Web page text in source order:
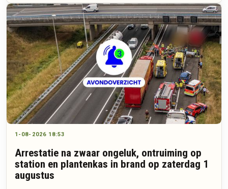
1-08-2026 18:53
Arrestatie na zwaar ongeluk, ontruiming op
station en plantenkas in brand op zaterdag 1
augustus